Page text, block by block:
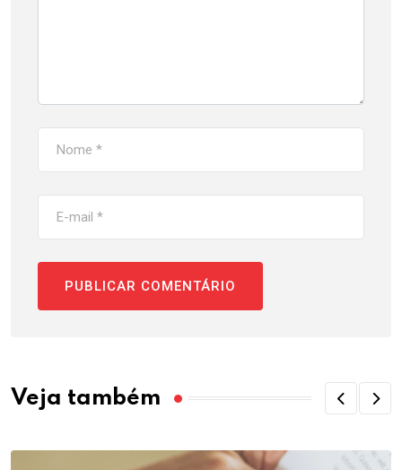
Veja também